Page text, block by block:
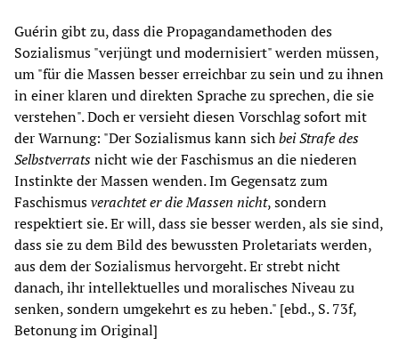
Guérin gibt zu, dass die Propagandamethoden des
Sozialismus "verjüngt und modernisiert" werden müssen,
um "für die Massen besser erreichbar zu sein und zu ihnen
in einer klaren und direkten Sprache zu sprechen, die sie
verstehen". Doch er versieht diesen Vorschlag sofort mit
der Warnung: "Der Sozialismus kann sichbei Strafe des
Selbstverratsnicht wie der Faschismus an die niederen
Instinkte der Massen wenden. Im Gegensatz zum
Faschismusverachtet er die Massen nicht, sondern
respektiert sie. Er will, dass sie besser werden, als sie sind,
dass sie zu dem Bild des bewussten Proletariats werden,
aus dem der Sozialismus hervorgeht. Er strebt nicht
danach, ihr intellektuelles und moralisches Niveau zu
senken, sondern umgekehrt es zu heben." [ebd., S. 73f,
Betonung im Original]